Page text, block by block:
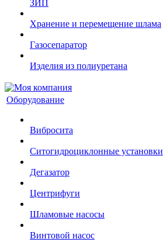
ЗИП
Хранение и перемещение шлама
Газосепаратор
Изделия из полиуретана
Оборудование
Вибросита
Ситогидроциклонные установки
Дегазатор
Центрифуги
Шламовые насосы
Винтовой насос